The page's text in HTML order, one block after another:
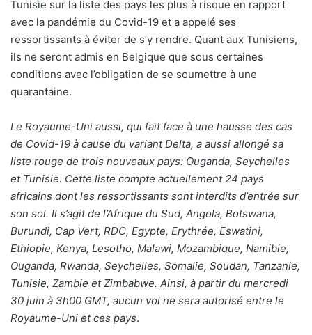
Tunisie sur la liste des pays les plus à risque en rapport
avec la pandémie du Covid-19 et a appelé ses
ressortissants à éviter de s’y rendre. Quant aux Tunisiens,
ils ne seront admis en Belgique que sous certaines
conditions avec l’obligation de se soumettre à une
quarantaine.
Le Royaume-Uni aussi, qui fait face à une hausse des cas
de Covid-19 à cause du variant Delta, a aussi allongé sa
liste rouge de trois nouveaux pays: Ouganda, Seychelles
et Tunisie. Cette liste compte actuellement 24 pays
africains dont les ressortissants sont interdits d’entrée sur
son sol. Il s’agit de l’Afrique du Sud, Angola, Botswana,
Burundi, Cap Vert, RDC, Egypte, Erythrée, Eswatini,
Ethiopie, Kenya, Lesotho, Malawi, Mozambique, Namibie,
Ouganda, Rwanda, Seychelles, Somalie, Soudan, Tanzanie,
Tunisie, Zambie et Zimbabwe. Ainsi, à partir du mercredi
30 juin à 3h00 GMT, aucun vol ne sera autorisé entre le
Royaume-Uni et ces pays.